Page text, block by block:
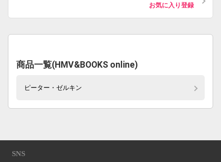
お気に入り登録
商品一覧(HMV&BOOKS online)
ピーター・ゼルキン
SNS